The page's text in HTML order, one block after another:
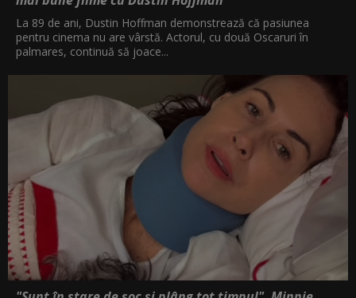
La 89 de ani, Dustin Hoffman demonstrează că pasiunea
pentru cinema nu are vârstă. Actorul, cu două Oscaruri în
palmares, continuă să joace...